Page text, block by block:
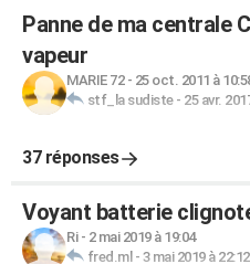
Panne de ma centrale
vapeur
MARIE 72- 25 oct. 2011 à
stf_la sudiste- 25 avr.
37 réponses
Voyant batterie
Ri- 2 mai 2019 à 19:04
fred.ml - 3 mai 2019 à 22:12